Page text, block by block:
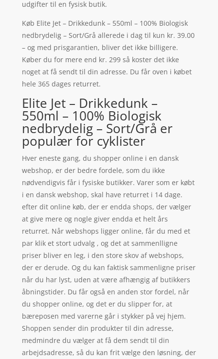
udgifter til en fysisk butik.
Køb Elite Jet – Drikkedunk – 550ml – 100% Biologisk
nedbrydelig – Sort/Grå allerede i dag til kun kr. 39.00
– og med prisgarantien, bliver det ikke billigere.
Køber du for mere end kr. 299 så koster det ikke
noget at få sendt til din adresse. Du får oven i købet
hele 365 dages returret.
Elite Jet – Drikkedunk –
550ml – 100% Biologisk
nedbrydelig – Sort/Grå er
populær for cyklister
Hver eneste gang, du shopper online i en dansk
webshop, er der bedre fordele, som du ikke
nødvendigvis får i fysiske butikker. Varer som er købt
i en dansk webshop, skal have returret i 14 dage.
efter dit online køb, der er endda shops, der vælger
at give mere og nogle giver endda et helt års
returret. Når webshops ligger online, får du med et
par klik et stort udvalg , og det at sammenlligne
priser bliver en leg, i den store skov af webshops,
der er derude. Og du kan faktisk sammenligne priser
når du har lyst, uden at være afhængig af butikkers
åbningstider. Du får også en anden stor fordel, når
du shopper online, og det er du slipper for, at
bæreposen med varerne går i stykker på vej hjem.
Shoppen sender din produkter til din adresse,
medmindre du vælger at få dem sendt til din
arbejdsadresse, så du kan frit vælge den løsning, der